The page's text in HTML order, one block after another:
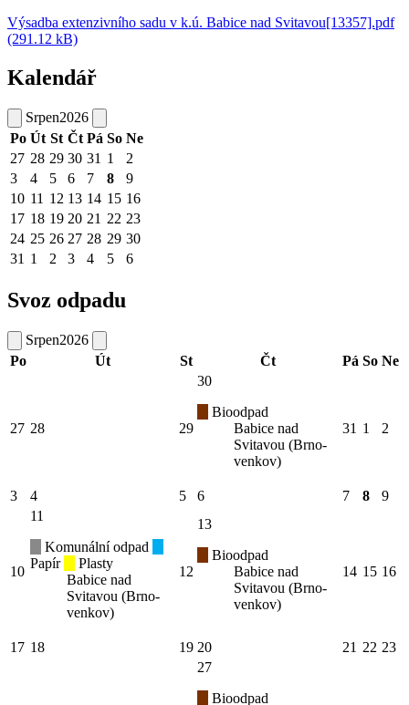
Výsadba extenzivního sadu v k.ú. Babice nad Svitavou[13357].pdf
(291.12 kB)
Kalendář
Srpen2026
Po Út St Čt Pá So Ne
27 28 29 30 31 1
2
3
4 5 6 7 8
9
10 11 12 13 14 15 16
17 18 19 20 21 22 23
24 25 26 27 28 29 30
31 1 2 3 4 5 6
Svoz odpadu
Srpen2026
Po
Út St Čt Pá So Ne
27 28 29
30
Bioodpad
Babice nad
Svitavou (Brno-
venkov)
31 1 2
3 4 5 6 7 8 9
10
11
Komunální odpad
Papír
Plasty
Babice nad
Svitavou (Brno-
venkov)
12
13
Bioodpad
Babice nad
Svitavou (Brno-
venkov)
14 15 16
17 18 19 20 21 22 23
27
Bioodpad